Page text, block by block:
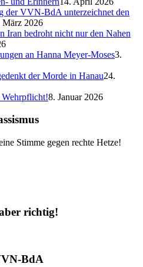
der VVN-BdA unterzeichnet den
März 2026
Iran bedroht nicht nur den Nahen
an Hanna Meyer-Moses3.
der Morde in Hanau24.
8. Januar 2026
Stimme gegen rechte Hetze!
richtig!
BdA